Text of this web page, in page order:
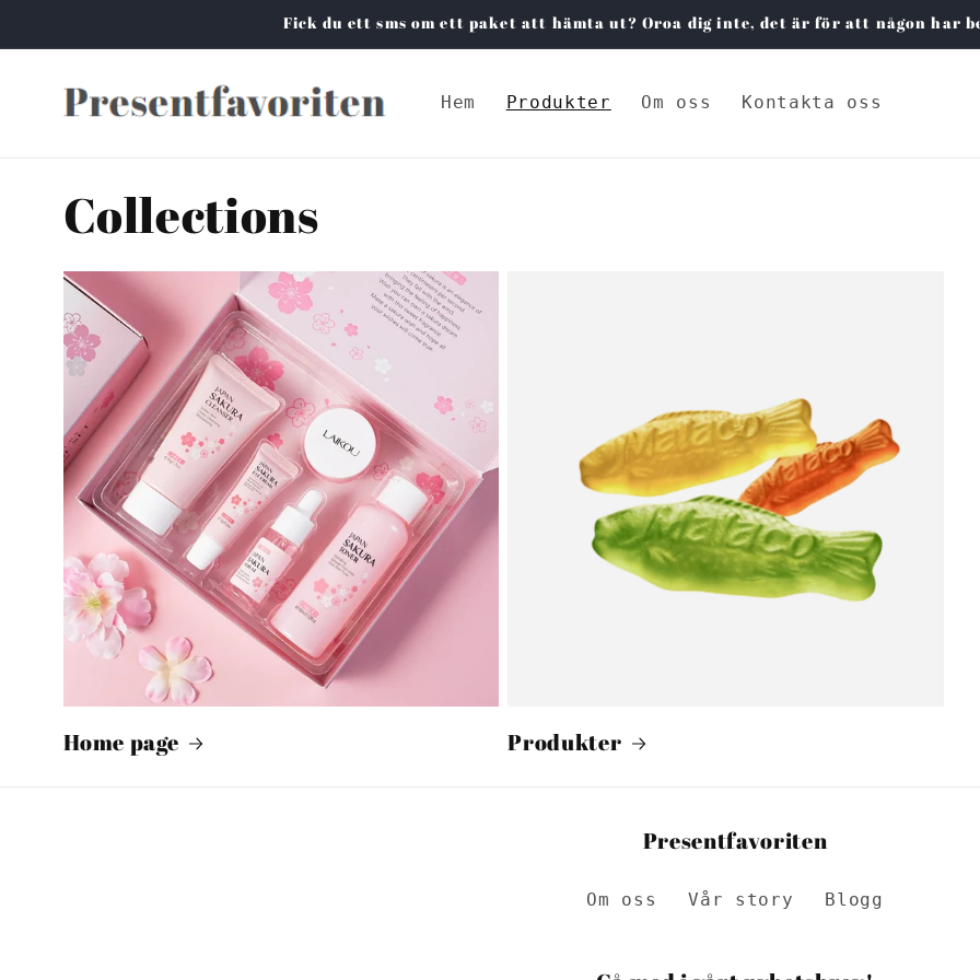
Fick du ett sms om ett paket att hämta ut? Oroa dig inte, det är för att någon har
Hem Produkter Om oss Kontakta oss
Collections
Home page Produkter
Presentfavoriten
Om oss Vår story Blogg